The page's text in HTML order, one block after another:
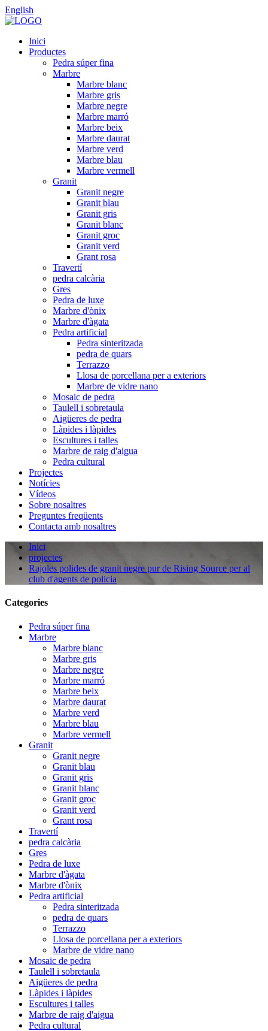
English
Inici
Productes
Pedra súper fina
Marbre
Marbre blanc
Marbre gris
Marbre negre
Marbre marró
Marbre beix
Marbre daurat
Marbre verd
Marbre blau
Marbre vermell
Granit
Granit negre
Granit blau
Granit gris
Granit blanc
Granit groc
Granit verd
Grant rosa
Travertí
pedra calcària
Gres
Pedra de luxe
Marbre d'ònix
Marbre d'àgata
Pedra artificial
Pedra sinteritzada
pedra de quars
Terrazzo
Llosa de porcellana per a exteriors
Marbre de vidre nano
Mosaic de pedra
Taulell i sobretaula
Aigüeres de pedra
Làpides i làpides
Escultures i talles
Marbre de raig d'aigua
Pedra cultural
Projectes
Notícies
Vídeos
Sobre nosaltres
Preguntes freqüents
Contacta amb nosaltres
Inici
projectes
Rajoles polides de granit negre pur de Rising Source per al
club d'agents de policia
Categories
Pedra súper fina
Marbre
Marbre blanc
Marbre gris
Marbre negre
Marbre marró
Marbre beix
Marbre daurat
Marbre verd
Marbre blau
Marbre vermell
Granit
Granit negre
Granit blau
Granit gris
Granit blanc
Granit groc
Granit verd
Grant rosa
Travertí
pedra calcària
Gres
Pedra de luxe
Marbre d'àgata
Marbre d'ònix
Pedra artificial
Pedra sinteritzada
pedra de quars
Terrazzo
Llosa de porcellana per a exteriors
Marbre de vidre nano
Mosaic de pedra
Taulell i sobretaula
Aigüeres de pedra
Làpides i làpides
Escultures i talles
Marbre de raig d'aigua
Pedra cultural